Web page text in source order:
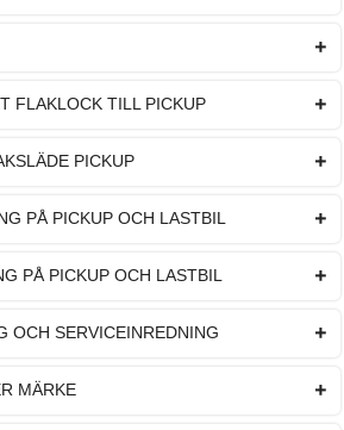
FLAKLOCK TILL PICKUP
PICKUP
PÅ PICKUP OCH LASTBIL
PÅ PICKUP OCH LASTBIL
OCH SERVICEINREDNING
MÄRKE